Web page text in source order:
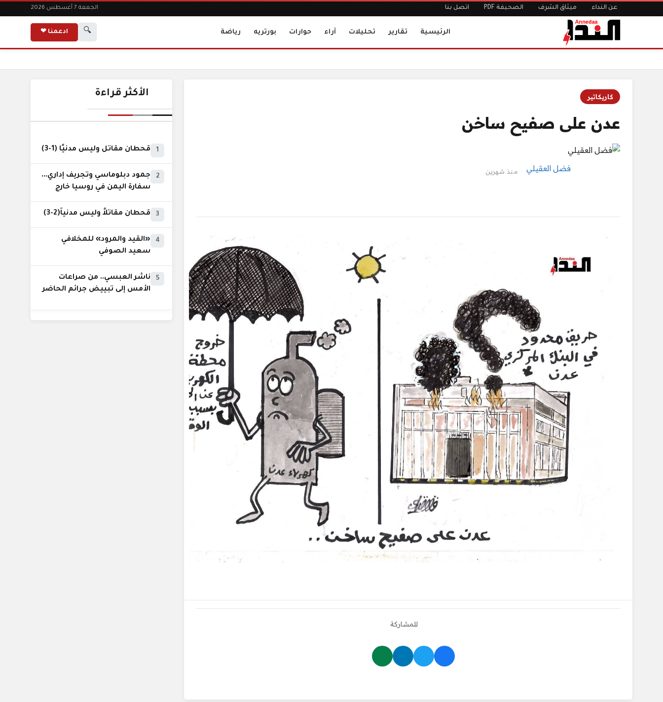
عن النداء ميثاق الشرف الصحيفة PDF اتصل بنا الجمعة 7 أغسطس 2026
الرئيسية تقارير تحليلات آراء حوارات بورتريه رياضة 🔍 ادعمنا ❤
كاريكاتير
عدن على صفيح ساخن
فضل العقيلي منذ شهرين
للمشاركة
الأكثر قراءة
1 قحطان مقاتل وليس مدنيًا (1-3)
2
جمود دبلوماسي وتجريف إداري...
سفارة اليمن في روسيا خارج
3 قحطان مقاتلاً وليس مدنياً(2-3)
4
«القيد والمرود» للمخلافي
سعيد الصوفي
5
ناشر العبسي.. من صراعات
الأمس إلى تبييض جرائم الحاضر